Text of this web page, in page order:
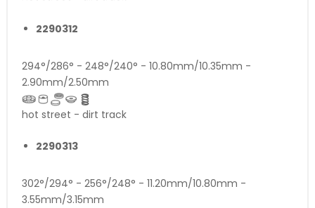
2290312
294°/286° - 248°/240° - 10.80mm/10.35mm -
2.90mm/2.50mm
hot street - dirt track
2290313
302°/294° - 256°/248° - 11.20mm/10.80mm -
3.55mm/3.15mm